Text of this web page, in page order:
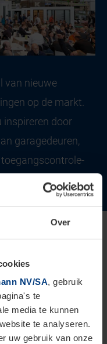
Over
NV/SA, gebruik
te
media te kunnen
te analyseren.
uw gebruik van onze
van nieuwe
op de markt.
inspireren door
garagedeuren,
voor
veiligheid